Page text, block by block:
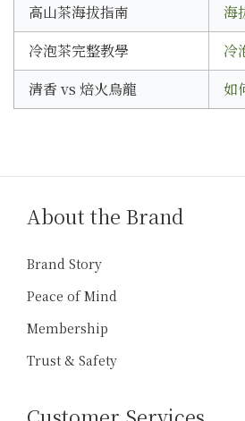
高山茶海拔指南
海
冷泡茶完整教學
冷
清香 vs 焙火烏龍
如
About the Brand
Brand Story
Peace of Mind
Membership
Trust & Safety